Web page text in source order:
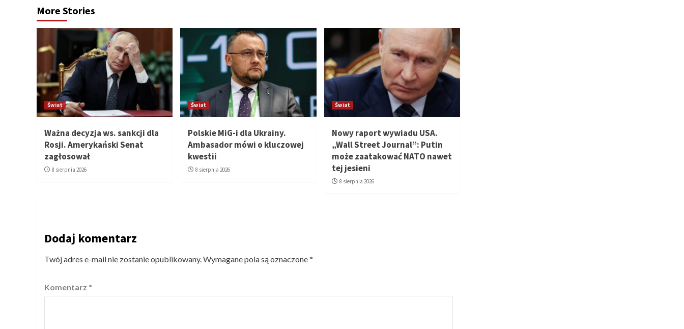
More Stories
Świat
Ważna decyzja ws. sankcji dla
Rosji. Amerykański Senat
zagłosował
8 sierpnia 2026
Świat
Polskie MiG-i dla Ukrainy.
Ambasador mówi o kluczowej
kwestii
8 sierpnia 2026
Świat
Nowy raport wywiadu USA.
„Wall Street Journal”: Putin
może zaatakować NATO nawet
tej jesieni
8 sierpnia 2026
Dodaj komentarz
Twój adres e-mail nie zostanie opublikowany.Wymagane pola są oznaczone*
Komentarz *